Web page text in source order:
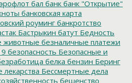
бал банк банк "Открытие"
банковская карта
роуминг банкротство
Бастрыкин батут Бедность
животные безналичные платежи
безопасность Безопасные и
белка бензин Беринг
лекарства Бессмертные дела
бешенство